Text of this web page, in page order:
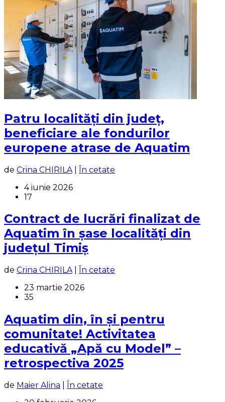
Patru localități din județ,
beneficiare ale fondurilor
europene atrase de Aquatim
de Crina CHIRILA
În cetate
4 iunie 2026
17
Contract de lucrări finalizat de
Aquatim în șase localități din
județul Timiș
de Crina CHIRILA|
În cetate
23 martie 2026
35
Aquatim din, în și pentru
comunitate! Activitatea
educativă „Apă cu Model” –
retrospectiva 2025
de Maier Alina
În cetate